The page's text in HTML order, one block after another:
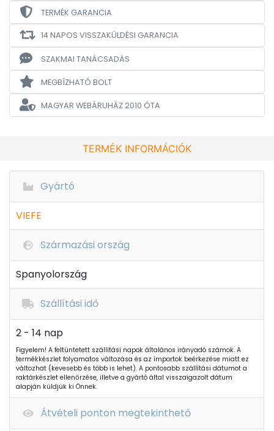
TERMÉK GARANCIA
14 NAPOS VISSZAKÜLDÉSI GARANCIA
SZAKMAI TANÁCSADÁS
MEGBÍZHATÓ BOLT
MAGYAR WEBÁRUHÁZ2010 ÓTA
TERMÉK INFORMÁCIÓK
Gyártó
VIEFE
Származási ország
Spanyolország
Szállítási idő
2 - 14 nap
Figyelem! A feltüntetett szállítási napok általános irányadó számok. A
termékkészlet folyamatos változása és az importok beérkezése miatt ez
változhat (kevesebb és több is lehet). A pontosabb szállítási dátumot a
raktárkészlet ellenőrzése, illetve a gyártó által visszaigazolt dátum
alapján küldjük ki Önnek.
Átvételi ponton megtekinthető